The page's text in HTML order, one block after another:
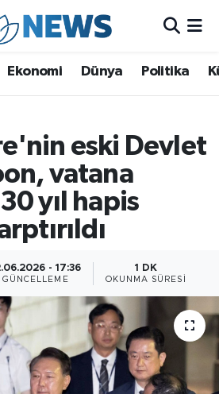
Ekonomi Dünya Politika
eski Devlet
vatana
yıl hapis
- 17:36
GÜNCELLEME
1 DK
OKUNMA SÜRESI
ve Tarih